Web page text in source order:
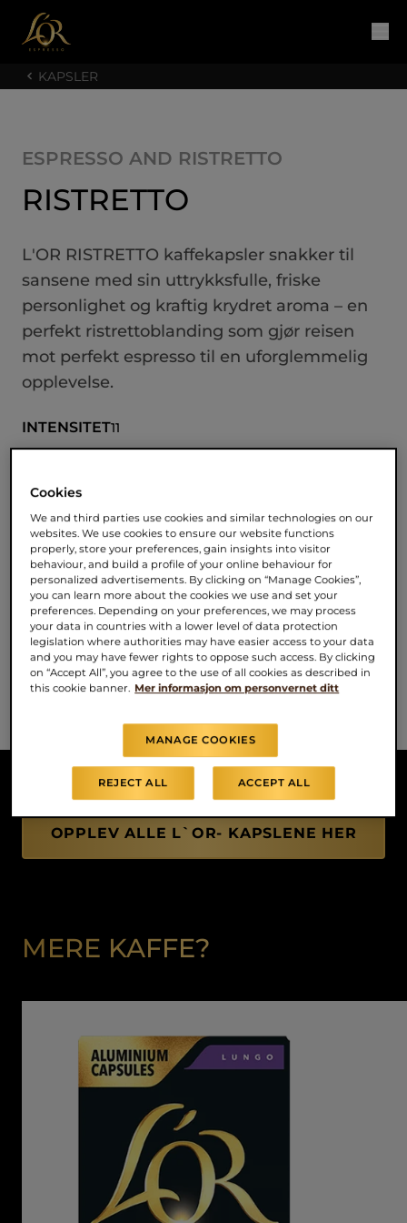
KAPSLER
ESPRESSO AND RISTRETTO
RISTRETTO
L'OR RISTRETTO kaffekapsler snakker til
sansene med sin uttrykksfulle, friske
personlighet og kraftig krydret aroma – en
perfekt ristrettoblanding som gjør reisen
mot perfekt espresso til en uforglemmelig
opplevelse.
INTENSITET11
KRAFTIG – UTTRYKKSFULL – EKSEMPLARISK
Størrelser tilgjengelig
10 STK, KAFFEKAPSLER I ALUMINIUM
OPPLEV ALLE L`OR- KAPSLENE HER
MERE KAFFE?
Cookies
We and third parties use cookies and similar technologies on our
websites. We use cookies to ensure our website functions
properly, store your preferences, gain insights into visitor
behaviour, and build a profile of your online behaviour for
personalized advertisements. By clicking on “Manage Cookies”,
you can learn more about the cookies we use and set your
preferences. Depending on your preferences, we may process
your data in countries with a lower level of data protection
legislation where authorities may have easier access to your data
and you may have fewer rights to oppose such access. By clicking
on “Accept All”, you agree to the use of all cookies as described in
this cookie banner. Mer informasjon om personvernet ditt
MANAGE COOKIES
REJECT ALL ACCEPT ALL